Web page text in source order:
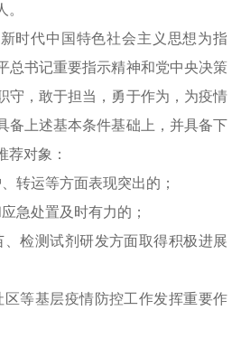
代中国特色社会主义思想为指
总书记重要指示精神和党中央决策
守，敢于担当，勇于作为，为疫情
备上述基本条件基础上，并具备下
荐对象：
运等方面表现突出的；
处置及时有力的；
检测试剂研发方面取得积极进展
等基层疫情防控工作发挥重要作